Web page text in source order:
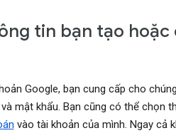
tin bạn tạo hoặc
Google, bạn cung cấp cho
mật khẩu. Bạn cũng có thể chọn
vào tài khoản của mình. Ngay cả